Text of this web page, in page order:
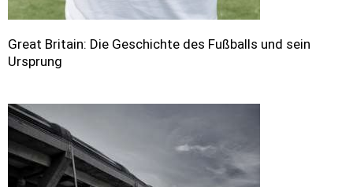
Great Britain: Die Geschichte des Fußballs und sein
Ursprung